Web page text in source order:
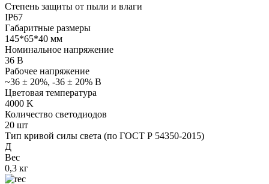
Степень защиты от пыли и влаги
IP67
Габаритные размеры
145*65*40 мм
Номинальное напряжение
36 В
Рабочее напряжение
~36 ± 20%, -36 ± 20% В
Цветовая температура
4000 K
Количество светодиодов
20 шт
Тип кривой силы света (по ГОСТ Р 54350-2015)
Д
Вес
0,3 кг